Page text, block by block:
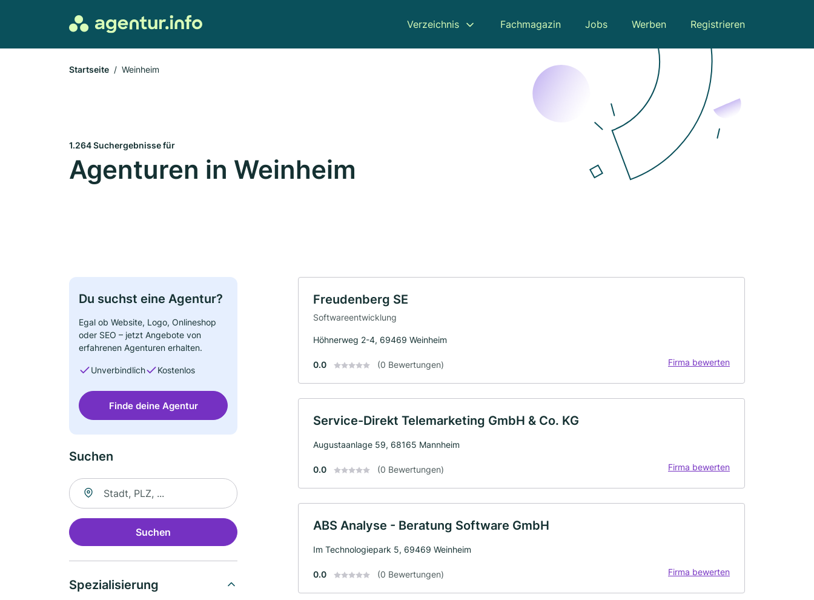
Verzeichnis Fachmagazin Jobs Werben Registrieren
Startseite Weinheim
1.264 Suchergebnisse für
Agenturen in Weinheim
Du suchst eine Agentur?
Egal ob Website, Logo, Onlineshop
oder SEO – jetzt Angebote von
erfahrenen Agenturen erhalten.
Unverbindlich Kostenlos
Finde deine Agentur
Suchen
Suche nach Ort
Suchen
Spezialisierung
Freudenberg SE
Softwareentwicklung
Höhnerweg 2-4, 69469 Weinheim
0.0 (0 Bewertungen) Firma bewerten
Service-Direkt Telemarketing GmbH & Co. KG
Augustaanlage 59, 68165 Mannheim
0.0 (0 Bewertungen) Firma bewerten
ABS Analyse - Beratung Software GmbH
Im Technologiepark 5, 69469 Weinheim
0.0 (0 Bewertungen) Firma bewerten